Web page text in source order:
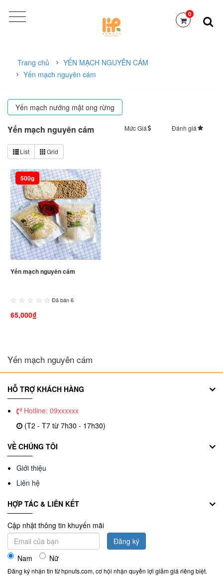
0
Trang chủ
YẾN MẠCH NGUYÊN CÁM
Yến mạch nguyên cám
Yến mạch nướng mật ong rừng
Yến mạch nguyên cám Sắp xếp
Mức Giá Đánh giá
List Grid
500g
Yến mạch nguyên cám
Đã bán 6
65,000₫
Yến mạch nguyên cám
HỖ TRỢ KHÁCH HÀNG
Hotline: 09xxxxxx
(T2 - T7 từ 7h30 - 17h30)
VỀ CHÚNG TÔI
Giới thiệu
Liên hệ
HỢP TÁC & LIÊN KẾT
Cập nhật thông tin khuyến mãi
Nam Nữ
Đăng ký
Đăng ký nhận tin từ hpnuts.com, cơ hội nhận quyền lợi giảm giá riêng biệt.